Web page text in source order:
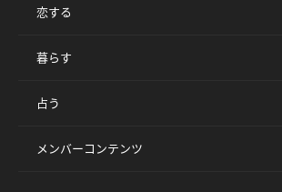
恋する
暮らす
占う
メンバーコンテンツ